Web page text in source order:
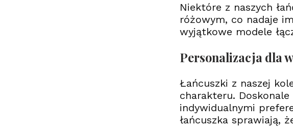
Niektóre z naszych
różowym, co nadaje
wyjątkowe modele
Personalizacja dla
Łańcuszki z naszej
charakteru.
indywidualnymi
łańcuszka sprawiają,